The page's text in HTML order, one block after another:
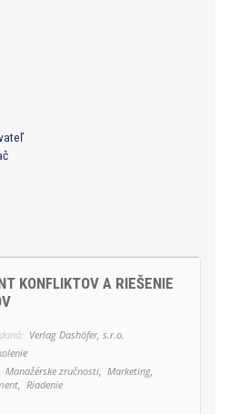
KONFLIKTOV A RIEŠENIE
Verlag Dashöfer, s.r.o.
Manažérske zručnosti, Marketing,
Riadenie